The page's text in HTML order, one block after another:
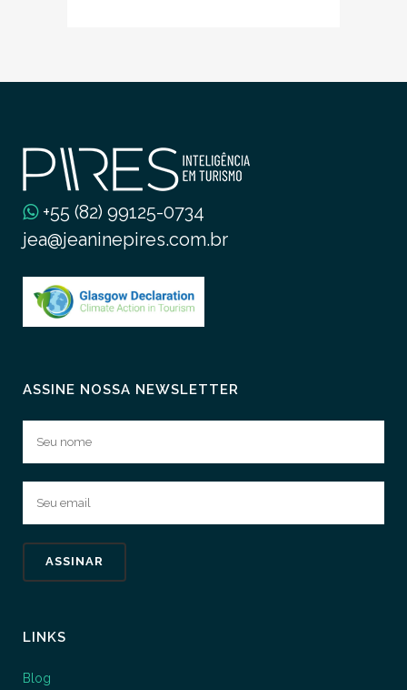
+55 (82) 99125-0734
jea@jeaninepires.com.br
ASSINE NOSSA NEWSLETTER
LINKS
Blog